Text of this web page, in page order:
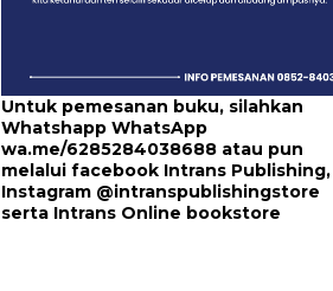
Untuk pemesanan buku, silahkan
Whatshapp WhatsApp
wa.me/6285284038688 atau pun
melalui facebook Intrans Publishing,
Instagram @intranspublishingstore
serta Intrans Online bookstore